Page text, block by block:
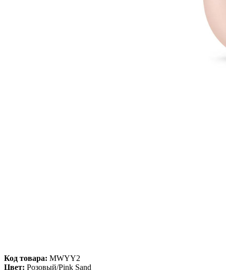
Код товара: MWYY2
Цвет: Розовый/Pink Sand